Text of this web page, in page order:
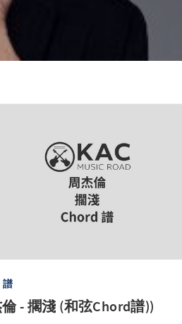
譜
- 擱淺 (和弦Chord譜))